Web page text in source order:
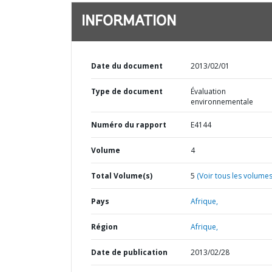
INFORMATION
Date du document 2013/02/01
Type de document
Évaluation
environnementale
Numéro du rapport E4144
Volume 4
Total Volume(s) 5 (Voir tous les
Pays Afrique,
Région Afrique,
Date de publication 2013/02/28